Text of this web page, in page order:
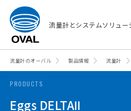
流量計とシステムソリュー
流量計のオーバル 製品情報 流量計
PRODUCTS
Eggs DELTAⅡ